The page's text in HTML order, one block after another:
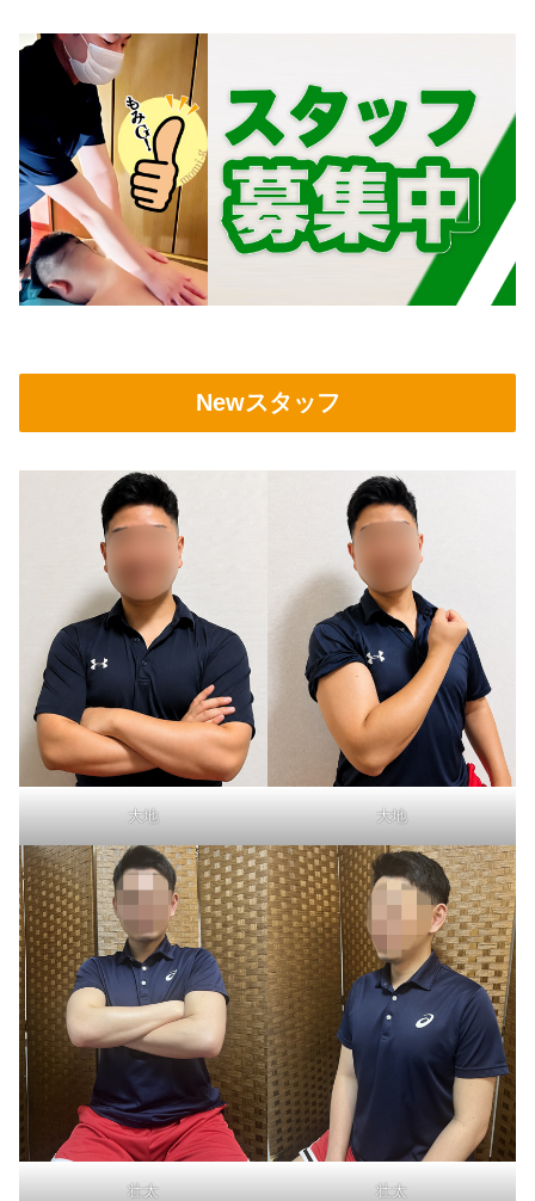
Newスタッフ
大地 大地
壮太 壮太